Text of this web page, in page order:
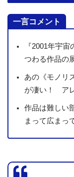
一言コメント
『2001年宇
つわる作品の
あの《モノリ
が凄い！ ア
作品は難しい
まって広まっ